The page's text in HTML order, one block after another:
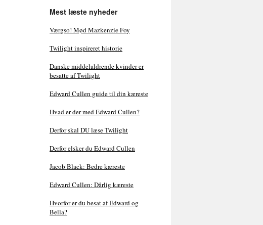
Mest læste nyheder
Værgso! Mød Mazkenzie Foy
Twilight inspireret historie
Danske middelaldrende kvinder er
besatte af Twilight
Edward Cullen guide til din kæreste
Hvad er der med Edward Cullen?
Derfor skal DU læse Twilight
Derfor elsker du Edward Cullen
Jacob Black: Bedre kæreste
Edward Cullen: Dårlig kæreste
Hvorfor er du besat af Edward og
Bella?